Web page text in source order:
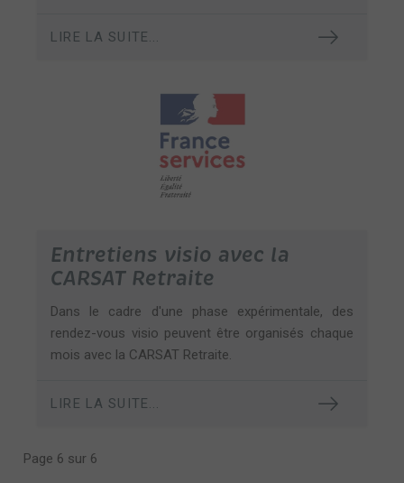
LIRE LA SUITE...
Entretiens visio avec la
CARSAT Retraite
Dans le cadre d'une phase expérimentale, des
rendez-vous visio peuvent être organisés chaque
mois avec la CARSAT Retraite.
LIRE LA SUITE...
Page 6 sur 6